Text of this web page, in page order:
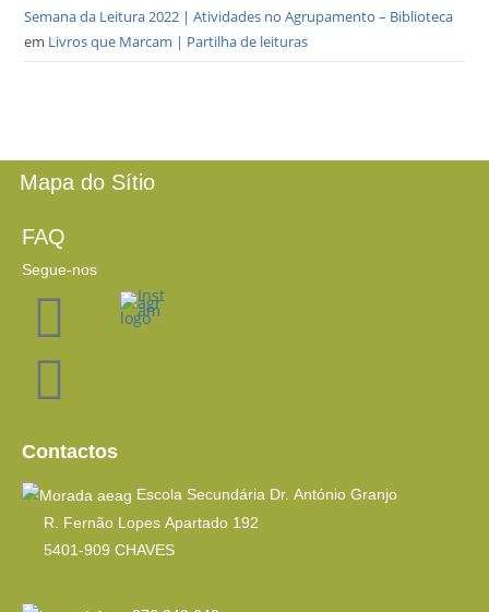
Semana da Leitura 2022 | Atividades no Agrupamento – Biblioteca
em Livros que Marcam | Partilha de leituras
Mapa do Sítio
FAQ
Segue-nos
Contactos
Escola Secundária Dr. António Granjo
R. Fernão Lopes Apartado 192
5401-909 CHAVES